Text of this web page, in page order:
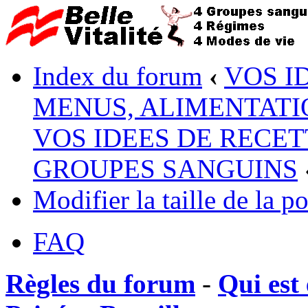
Index du forum ‹ VOS
MENUS,
VOS IDEES DE
GROUPES SANGUINS
Modifier la taille de la
FAQ
Règles du forum - Qui est